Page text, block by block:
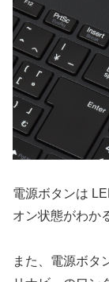
電源ボタンは
オン状態がわか
また、電源ボタ